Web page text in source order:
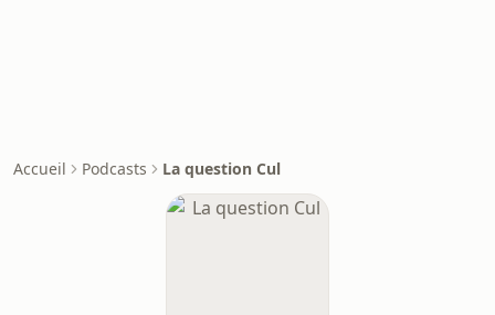
Accueil Podcasts La question Cul